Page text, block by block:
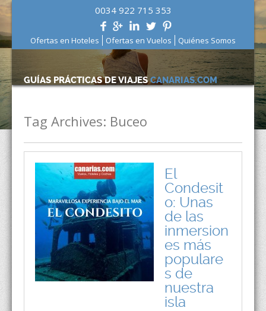
0034 922 715 353
Ofertas en Hoteles Ofertas en Vuelos Quiénes Somos
GUÍAS PRÁCTICAS DE VIAJESCANARIAS.COM
Tag Archives: Buceo
El
Condesit
o: Unas
de las
inmersion
es más
populare
s de
nuestra
isla